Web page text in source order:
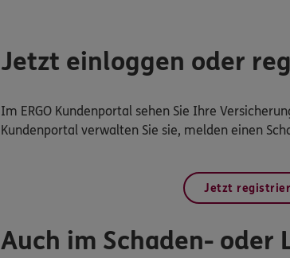
Jetzt einloggen oder
Im ERGO Kundenportal sehen Sie Ihre
Kundenportal verwalten Sie sie, melden einen
Jetzt
Auch im Schaden-